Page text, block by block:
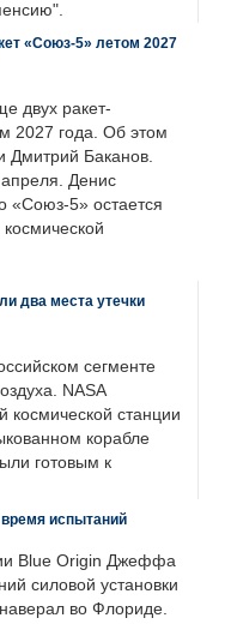
«Союз-5» летом 2027
двух ракет-
2027 года. Об этом
Дмитрий Баканов.
Денис
«Союз-5» остается
два места утечки
сегменте
NASA
космической станции
корабле
готовым к
время испытаний
Blue Origin Джеффа
силовой установки
во Флориде.